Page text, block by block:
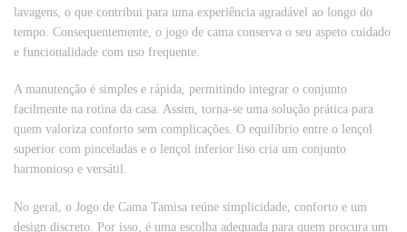
lavagens, o que contribui para uma experiência agradável ao longo do
tempo. Consequentemente, o jogo de cama conserva o seu aspeto cuidado
e funcionalidade com uso frequente.
A manutenção é simples e rápida, permitindo integrar o conjunto
facilmente na rotina da casa. Assim, torna-se uma solução prática para
quem valoriza conforto sem complicações. O equilíbrio entre o lençol
superior com pinceladas e o lençol inferior liso cria um conjunto
harmonioso e versátil.
No geral, o Jogo de Cama Tamisa reúne simplicidade, conforto e um
design discreto. Por isso, é uma escolha adequada para quem procura um